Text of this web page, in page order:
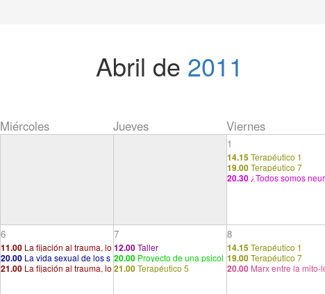
Abril de 2011
Miércoles Jueves Viernes
1
14.15Terapéutico 1
19.00Terapéutico 7
20.30 ¿Todos somos
6
11.00 La fijación al trauma, lo
inconciente
20.00 La vida sexual de los s
eres humanos
21.00 La fijación al trauma, lo
7
12.00Taller
20.00 Proyecto de una psicol
ogía para neurólogos (IX)
21.00Terapéutico 5
8
14.15Terapéutico 1
19.00Terapéutico 7
20.00 Marx entre la mito-